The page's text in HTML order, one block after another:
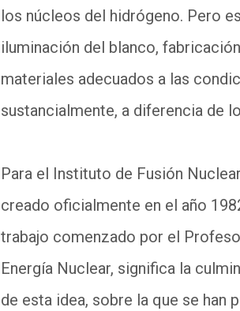
los núcleos del hidrógeno. Pero
iluminación del blanco,
materiales adecuados a las
sustancialmente, a diferencia de
Para el Instituto de Fusión
creado oficialmente en el año
trabajo comenzado por el
Energía Nuclear, significa la
de esta idea, sobre la que se